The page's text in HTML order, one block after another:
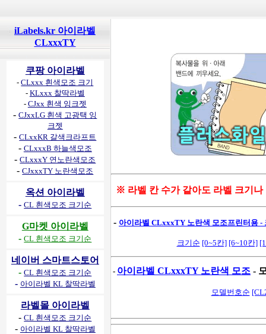
iLabels.kr 아이라벨
CLxxxTY
쿠팡 아이라벨
-CLxxx 흰색모조 크기
- KLxxx 찰딱라벨
- CJxx 흰색 잉크젯
-CJxxLG 흰색 고광택 잉
크젯
-CLxxKR 갈색크라프트
- CLxxxB 하늘색모조
-CLxxxY 연노란색모조
-CJxxxTY 노란색모조
옥션 아이라벨
-CL 흰색모조 크기순
G마켓 아이라벨
-CL 흰색모조 크기순
네이버 스마트스토어
-CL 흰색모조 크기순
- 아이라벨 KL 찰딱라벨
라벨몰 아이라벨
-CL 흰색모조 크기순
- 아이라벨 KL 찰딱라벨
※ 라벨 칸 수가 같아도 라벨 크기나
- 아이라벨 CLxxxTY 노란색 모조프린터용 -
크기순 [0~5칸] [6~10칸]
- 아이라벨 CLxxxTY 노란색 모조 -
모델번호순